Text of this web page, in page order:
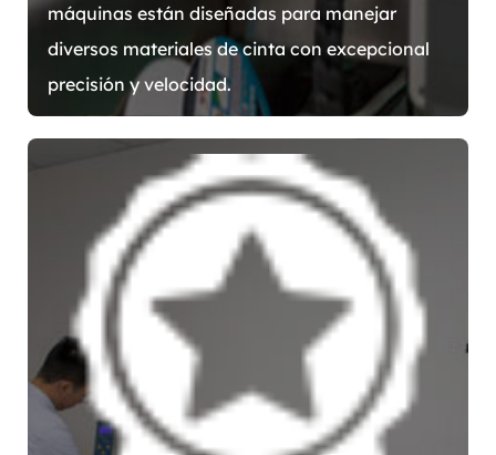
máquinas están diseñadas para manejar
diversos materiales de cinta con excepcional
precisión y velocidad.